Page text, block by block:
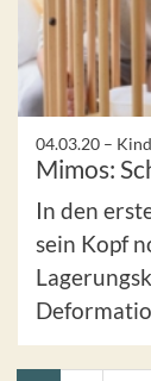
04.03.20 –
Mimos:
In den
sein Kopf